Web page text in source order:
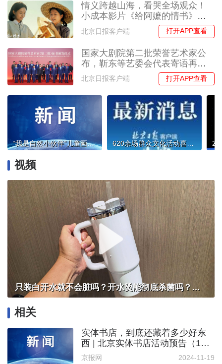
情义跨越山海，看哭全场观众！
小成本影片《给阿嬷的情书》成
出圈爆款
北京日报客户端 打开APP查看
国家大剧院第二批荣誉艺术家公
布，靳东等艺委会代表寄语再接
再厉
北京日报客户端 打开APP查看
“我是自然小伙伴”儿童画国际巡展北京展启幕 620余场群众文化活动喜迎“五一”劳动节
视频
只装白开水就不会脏吗？开水烫能彻底杀菌吗？感控专家详解“吸管杯”藏菌真相｜都视频·热观察
相关
实体书店，到底还藏着多少好东
西 | 北京实体书店活动预告（11
月9日～11月15日）
京报网 2024-11-19